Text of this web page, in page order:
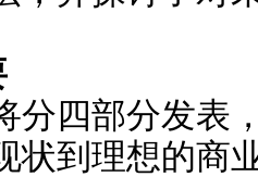
分四部分发表
状到理想的商